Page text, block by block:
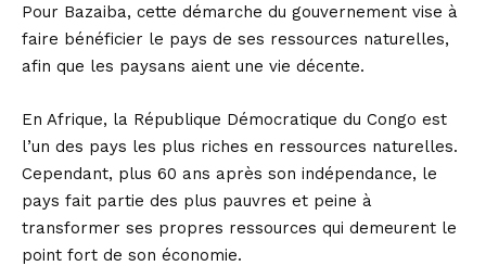
Pour Bazaiba, cette démarche du gouvernement vise à
faire bénéficier le pays de ses ressources naturelles,
afin que les paysans aient une vie décente.
En Afrique, la République Démocratique du Congo est
l’un des pays les plus riches en ressources naturelles.
Cependant, plus 60 ans après son indépendance, le
pays fait partie des plus pauvres et peine à
transformer ses propres ressources qui demeurent le
point fort de son économie.